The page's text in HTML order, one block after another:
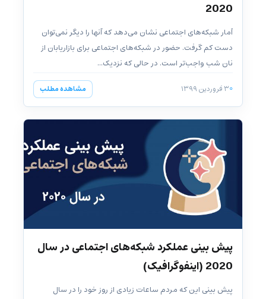
2020
آمار شبکه‌های اجتماعی نشان می‌دهد که آنها را دیگر نمی‌توان
دست کم گرفت. حضور در شبکه‌های اجتماعی برای بازاریابان از
نان شب واجب‌تر است. در حالی که نزدیک...
۳ فروردین ۱۳۹۹ مشاهده مطلب
پیش بینی عملکرد شبکه‌های اجتماعی در سال
2020 (اینفوگرافیک)
پیش بینی این که مردم ساعات زیادی از روز خود را در سال